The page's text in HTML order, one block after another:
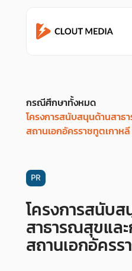
กรณีศึกษาทั้งหมด
โครงการสนับสนุนด้านสาธ
สถานเอกอัครราชทูตเกาหลี
PR
โครงการสนับส
สาธารณสุขแล
สถานเอกอัครร